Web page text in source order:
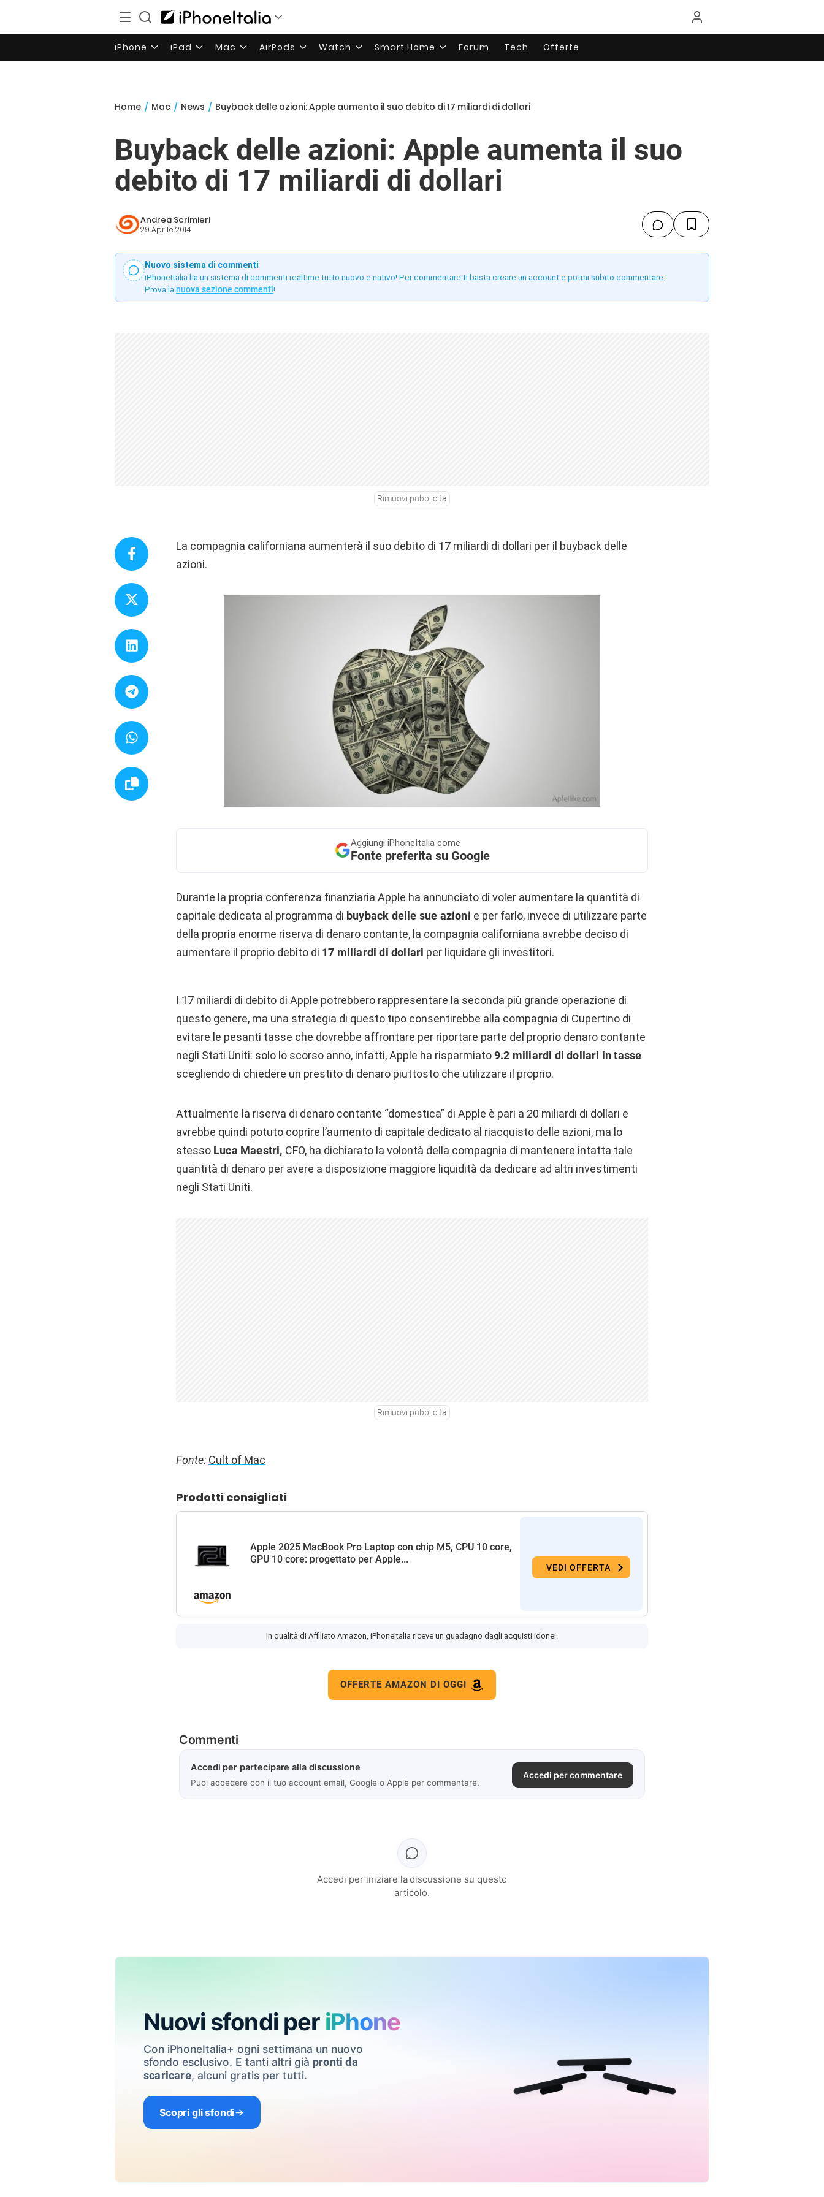
iPhone iPad Mac AirPods Watch Smart Home Forum Tech Offerte
Home / Mac / News / Buyback delle azioni: Apple aumenta il suo debito di 17 miliardi di dollari
Buyback delle azioni: Apple aumenta il suo
debito di 17 miliardi di dollari
Andrea Scrimieri
29 Aprile 2014
Nuovo sistema di commenti
iPhoneItalia ha un sistema di commenti realtime tutto nuovo e nativo! Per commentare ti basta creare un account e potrai subito commentare.
Prova la nuova sezione commenti!
Rimuovi pubblicità
La compagnia californiana aumenterà il suo debito di 17 miliardi di dollari per il buyback delle
azioni.
Aggiungi iPhoneItalia come
Fonte preferita su Google
Durante la propria conferenza finanziaria Apple ha annunciato di voler aumentare la quantità di
capitale dedicata al programma di buyback delle sue azioni e per farlo, invece di utilizzare parte
della propria enorme riserva di denaro contante, la compagnia californiana avrebbe deciso di
aumentare il proprio debito di 17 miliardi di dollari per liquidare gli investitori.
I 17 miliardi di debito di Apple potrebbero rappresentare la seconda più grande operazione di
questo genere, ma una strategia di questo tipo consentirebbe alla compagnia di Cupertino di
evitare le pesanti tasse che dovrebbe affrontare per riportare parte del proprio denaro contante
negli Stati Uniti: solo lo scorso anno, infatti, Apple ha risparmiato9.2 miliardi di dollari in tasse
scegliendo di chiedere un prestito di denaro piuttosto che utilizzare il proprio.
Attualmente la riserva di denaro contante “domestica” di Apple è pari a 20 miliardi di dollari e
avrebbe quindi potuto coprire l’aumento di capitale dedicato al riacquisto delle azioni, ma lo
stesso Luca Maestri, CFO, ha dichiarato la volontà della compagnia di mantenere intatta tale
quantità di denaro per avere a disposizione maggiore liquidità da dedicare ad altri investimenti
negli Stati Uniti.
Rimuovi pubblicità
Fonte: Cult of Mac
Prodotti consigliati
Apple 2025 MacBook Pro Laptop con chip M5, CPU 10 core,
GPU 10 core: progettato per Apple...
VEDI OFFERTA
In qualità di Affiliato Amazon, iPhoneItalia riceve un guadagno dagli acquisti idonei.
OFFERTE AMAZON DI OGGI
Commenti
Accedi per partecipare alla discussione
Puoi accedere con il tuo account email, Google o Apple per commentare.
Accedi per commentare
Accedi per iniziare la discussione su questo
articolo.
Nuovi sfondi per iPhone
Con iPhoneItalia+ ogni settimana un nuovo
sfondo esclusivo. E tanti altri già pronti da
scaricare, alcuni gratis per tutti.
Scopri gli sfondi